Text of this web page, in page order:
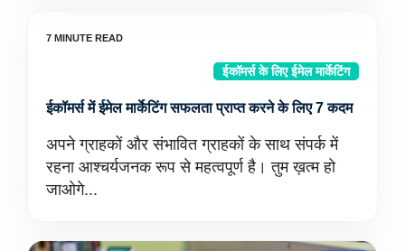
ईकॉमर्स के लिए ईमेल मार्केटिंग
ईकॉमर्स में ईमेल मार्केटिंग सफलता प्राप्त करने के लिए 7 कदम
अपने ग्राहकों और संभावित ग्राहकों के साथ संपर्क में
रहना आश्चर्यजनक रूप से महत्वपूर्ण है। तुम ख़त्म हो
जाओगे...